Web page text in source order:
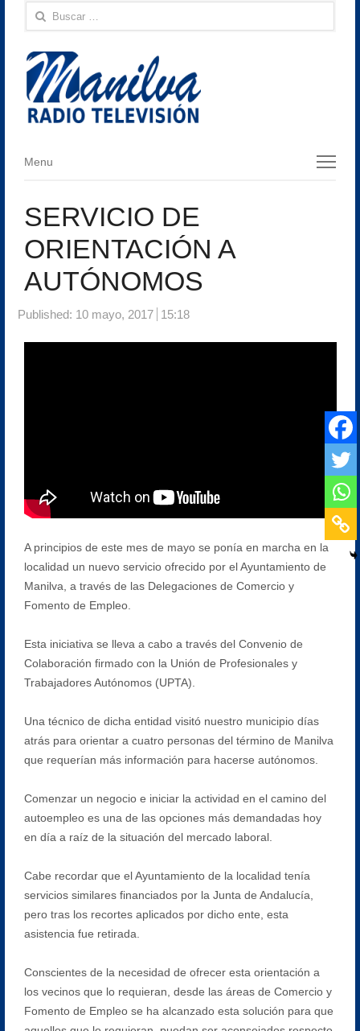
Buscar:
Menu
Menu
SERVICIO DE
ORIENTACIÓN A
AUTÓNOMOS
Published: 10 mayo, 2017 15:18
A principios de este mes de mayo se ponía en marcha en la
localidad un nuevo servicio ofrecido por el Ayuntamiento de
Manilva, a través de las Delegaciones de Comercio y
Fomento de Empleo.
Esta iniciativa se lleva a cabo a través del Convenio de
Colaboración firmado con la Unión de Profesionales y
Trabajadores Autónomos (UPTA).
Una técnico de dicha entidad visitó nuestro municipio días
atrás para orientar a cuatro personas del término de Manilva
que requerían más información para hacerse autónomos.
Comenzar un negocio e iniciar la actividad en el camino del
autoempleo es una de las opciones más demandadas hoy
en día a raíz de la situación del mercado laboral.
Cabe recordar que el Ayuntamiento de la localidad tenía
servicios similares financiados por la Junta de Andalucía,
pero tras los recortes aplicados por dicho ente, esta
asistencia fue retirada.
Conscientes de la necesidad de ofrecer esta orientación a
los vecinos que lo requieran, desde las áreas de Comercio y
Fomento de Empleo se ha alcanzado esta solución para que